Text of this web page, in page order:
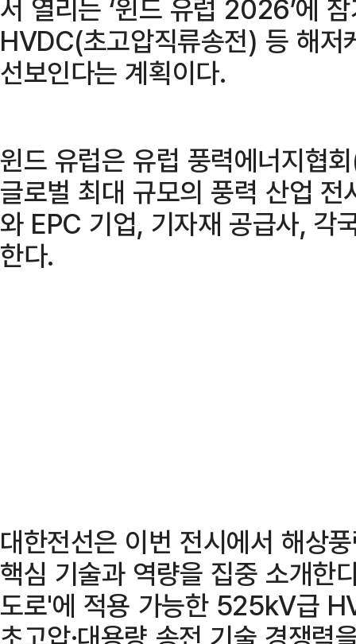
서 열리는 ‘윈드 유럽 2026’에
HVDC(초고압직류송전) 등 해저
선보인다는 계획이다.
윈드 유럽은 유럽 풍력에너지협
글로벌 최대 규모의 풍력 산업
와 EPC 기업, 기자재 공급사, 각
한다.
대한전선은 이번 전시에서 해상
핵심 기술과 역량을 집중 소개한
도로'에 적용 가능한 525kV급
초고압·대용량 송전 기술 경쟁력